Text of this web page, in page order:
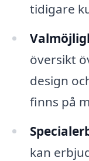
tidigare
översikt
design
finns på
kan